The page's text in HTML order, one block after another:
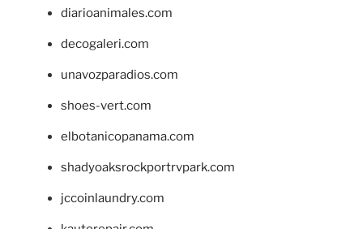
diarioanimales.com
decogaleri.com
unavozparadios.com
shoes-vert.com
elbotanicopanama.com
shadyoaksrockportrvpark.com
jccoinlaundry.com